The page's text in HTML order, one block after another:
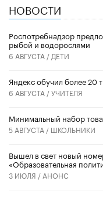
НОВОСТИ
Роспотребнадзор
рыбой и водорослями
6 АВГУСТА / ДЕТИ
​Яндекс обучил более 20
6 АВГУСТА /УЧИТЕЛЯ
Минимальный набор
5 АВГУСТА / ШКОЛЬНИКИ
Вышел в свет новый
«Образовательная
3 ИЮЛЯ / АНОНС